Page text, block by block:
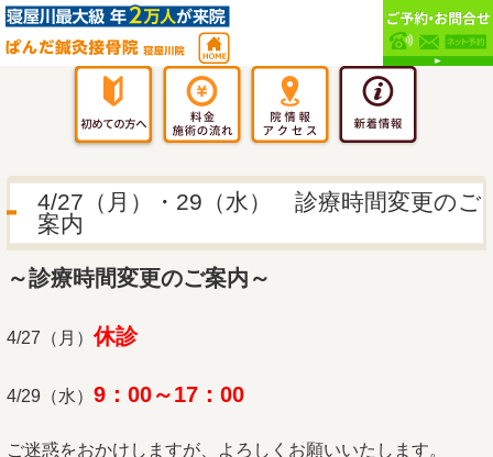
4/27（月）・29（水） 診療時間変更のご
案内
～診療時間変更のご案内～
4/27（月）休診
4/29（水） 9：00～17：00
ご迷惑をおかけしますが、よろしくお願いいたします。